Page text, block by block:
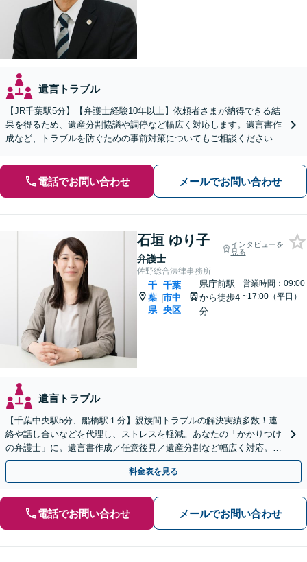
遺言トラブル
【JR千葉駅5分】【弁護士経験10年以上】依頼者さまが納得できる結
果を得るため、遺産分割協議や調停など幅広く対応します。遺言書作
成など、トラブルを防ぐための事前対策についてもご相談ください
電話でお問い合わせ メールでお問い合わせ
石垣 ゆり子
弁護士
インタビューを
見る
佐野総合法律事務所
千
葉
県
|
千葉
市中
央区
県庁前駅
から徒歩4
分
営業時間：09:00
~17:00（平日）
遺言トラブル
【千葉中央駅5分、船橋駅１分】親族間トラブルの解決実績多数！連
絡や話し合いなどを代理し、ストレスを軽減。あなたの「かかりつけ
の弁護士」に。遺言書作成／任意後見／遺産分割など幅広く対応。お
気軽にご相談ください！【初回来所相談30分無料】
料金表を見る
電話でお問い合わせ メールでお問い合わせ